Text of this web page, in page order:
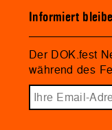
Informiert
Der DOK.fest
während des